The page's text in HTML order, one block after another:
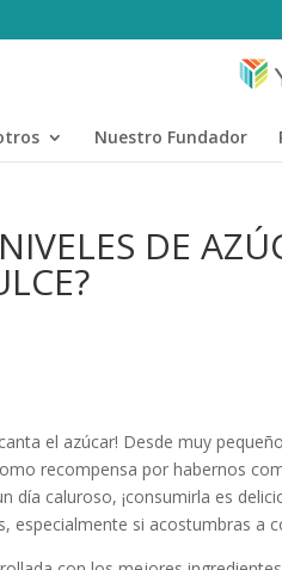
Nuestro Fundador
DE
el azúcar! Desde muy
recompensa por habernos
día caluroso, ¡consumirla es
especialmente si acostumbras a